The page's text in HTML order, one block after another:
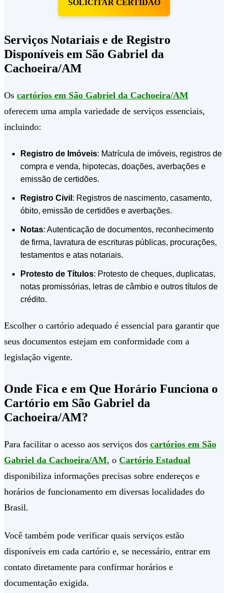
SOLICITAR CERTIDÃO
Serviços Notariais e de Registro
Disponíveis em São Gabriel da
Cachoeira/AM
Os cartórios em São Gabriel da Cachoeira/AM
oferecem uma ampla variedade de serviços essenciais,
incluindo:
Registro de Imóveis: Matrícula de imóveis, registros de
compra e venda, hipotecas, doações, averbações e
emissão de certidões.
Registro Civil : Registros de nascimento, casamento,
óbito, emissão de certidões e averbações.
Notas: Autenticação de documentos, reconhecimento
de firma, lavratura de escrituras públicas, procurações,
testamentos e atas notariais.
Protesto de Títulos: Protesto de cheques, duplicatas,
notas promissórias, letras de câmbio e outros títulos de
crédito.
Escolher o cartório adequado é essencial para garantir que
seus documentos estejam em conformidade com a
legislação vigente.
Onde Fica e em Que Horário Funciona o
Cartório em São Gabriel da
Cachoeira/AM?
Para facilitar o acesso aos serviços dos cartórios em São
Gabriel da Cachoeira/AM, o Cartório Estadual
disponibiliza informações precisas sobre endereços e
horários de funcionamento em diversas localidades do
Brasil.
Você também pode verificar quais serviços estão
disponíveis em cada cartório e, se necessário, entrar em
contato diretamente para confirmar horários e
documentação exigida.